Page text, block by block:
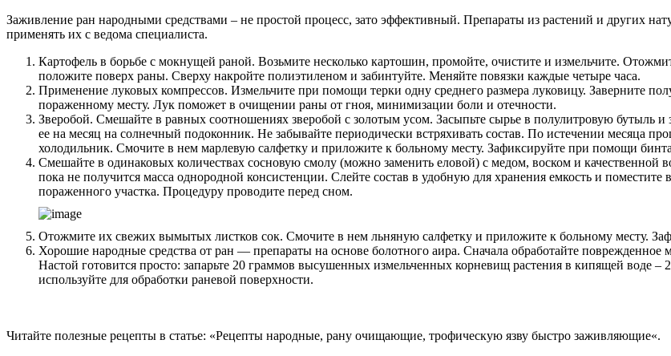
Заживление ран народными средствами – не простой процесс, зато эффективный. Препараты из растений и других
применять их с ведома специалиста.
Картофель в борьбе с мокнущей раной. Возьмите несколько картошин, промойте, очистите и измельчите.
положите поверх раны. Сверху накройте полиэтиленом и забинтуйте. Меняйте повязки каждые четыре часа.
Применение луковых компрессов. Измельчите при помощи терки одну среднего размера луковицу. Заверните
пораженному месту. Лук поможет в очищении раны от гноя, минимизации боли и отечности.
Зверобой. Смешайте в равных соотношениях зверобой с золотым усом. Засыпьте сырье в полулитровую бутыль
ее на месяц на солнечный подоконник. Не забывайте периодически встряхивать состав. По истечении месяца
холодильник. Смочите в нем марлевую салфетку и приложите к больному месту. Зафиксируйте при помощи
Смешайте в одинаковых количествах сосновую смолу (можно заменить еловой) с медом, воском и качественной
пока не получится масса однородной консистенции. Слейте состав в удобную для хранения емкость и
пораженного участка. Процедуру проводите перед сном.
Отожмите их свежих вымытых листков сок. Смочите в нем льняную салфетку и приложите к больному месту.
Хорошие народные средства от ран — препараты на основе болотного аира. Сначала обработайте поврежденное
Настой готовится просто: запарьте 20 граммов высушенных измельченных корневищ растения в кипящей воде –
используйте для обработки раневой поверхности.
Читайте полезные рецепты в статье: «Рецепты народные, рану очищающие, трофическую язву быстро заживляющие«.